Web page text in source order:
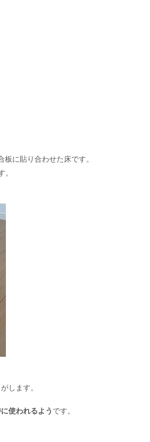
に貼り合わせた床です。
します。
使われるよう です。